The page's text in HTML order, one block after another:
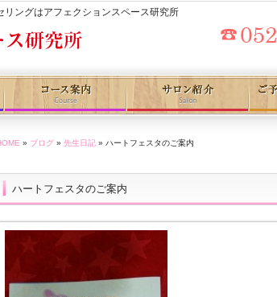
ングはアフェクションスペース研究所
» ブログ » 先生日記 » ハートフェスタのご案内
ハートフェスタのご案内